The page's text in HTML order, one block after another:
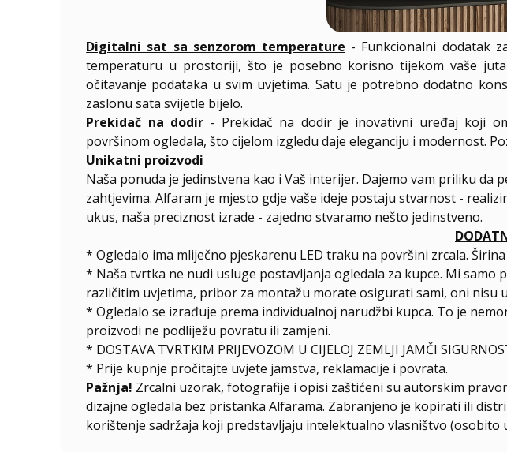
Digitalni sat sa senzorom temperature - Funkcionalni dodatak
temperaturu u prostoriji, što je posebno korisno tijekom vaše
očitavanje podataka u svim uvjetima. Satu je potrebno dodatno
zaslonu sata svijetle bijelo.
Prekidač na dodir - Prekidač na dodir je inovativni uređaj koji
površinom ogledala, što cijelom izgledu daje eleganciju i modernost.
Unikatni proizvodi
Naša ponuda je jedinstvena kao i Vaš interijer. Dajemo vam priliku
zahtjevima. Alfaram je mjesto gdje vaše ideje postaju stvarnost -
ukus, naša preciznost izrade - zajedno stvaramo nešto jedinstveno.
* Ogledalo ima mliječno pjeskarenu LED traku na površini zrcala.
* Naša tvrtka ne nudi usluge postavljanja ogledala za kupce. Mi
različitim uvjetima, pribor za montažu morate osigurati sami, oni nisu
* Ogledalo se izrađuje prema individualnoj narudžbi kupca. To je
proizvodi ne podliježu povratu ili zamjeni.
* DOSTAVA TVRTKIM PRIJEVOZOM U CIJELOJ ZEMLJI JAMČI
* Prije kupnje pročitajte uvjete jamstva, reklamacije i povrata.
Pažnja! Zrcalni uzorak, fotografije i opisi zaštićeni su autorskim
dizajne ogledala bez pristanka Alfarama. Zabranjeno je kopirati ili
korištenje sadržaja koji predstavljaju intelektualno vlasništvo (osobito